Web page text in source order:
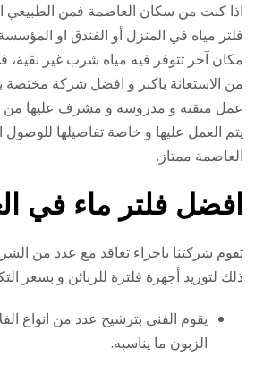
اذا كنت من سكان العاصمة فمن الطبيعي
فلتر مياه في المنزل أو الفندق او
مكان آخر تتوفر فيه مياه شرب غير نقية،
من الاستعانة باكبر و افضل شركة مختصة
عمل متقنة و مدروسة و مشرف عليها
يتم العمل عليها و خاصة تفاصيلها
العاصمة ممتاز.
افضل فلتر ماء في
تقوم شركتنا باجراء تعاقد مع عدد من
ذلك لتوريد أجهزة فلترة للزبائن و بسعر
يقوم الفني بترشيح عدد من انواع
الزبون ما يناسبه.